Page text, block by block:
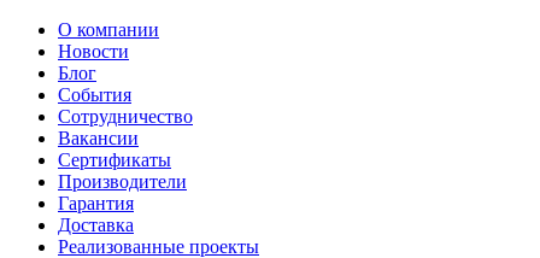
О компании
Новости
Блог
События
Сотрудничество
Вакансии
Сертификаты
Производители
Гарантия
Доставка
Реализованные проекты